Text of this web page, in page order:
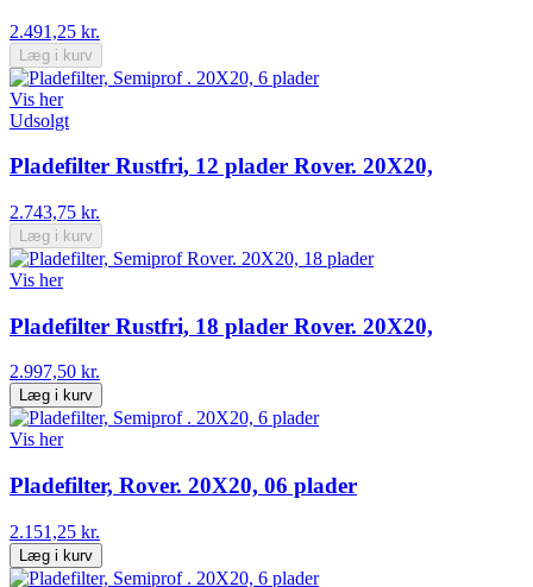
2.491,25 kr.
Læg i kurv
Vis her
Udsolgt
Pladefilter Rustfri, 12 plader Rover. 20X20,
2.743,75 kr.
Læg i kurv
Vis her
Pladefilter Rustfri, 18 plader Rover. 20X20,
2.997,50 kr.
Læg i kurv
Vis her
Pladefilter, Rover. 20X20, 06 plader
2.151,25 kr.
Læg i kurv